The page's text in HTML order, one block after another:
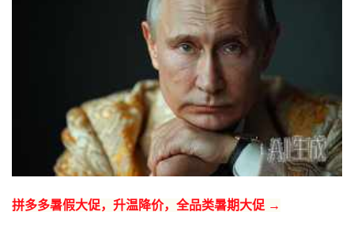
拼多多暑假大促，升温降价，全品类暑期大促 →